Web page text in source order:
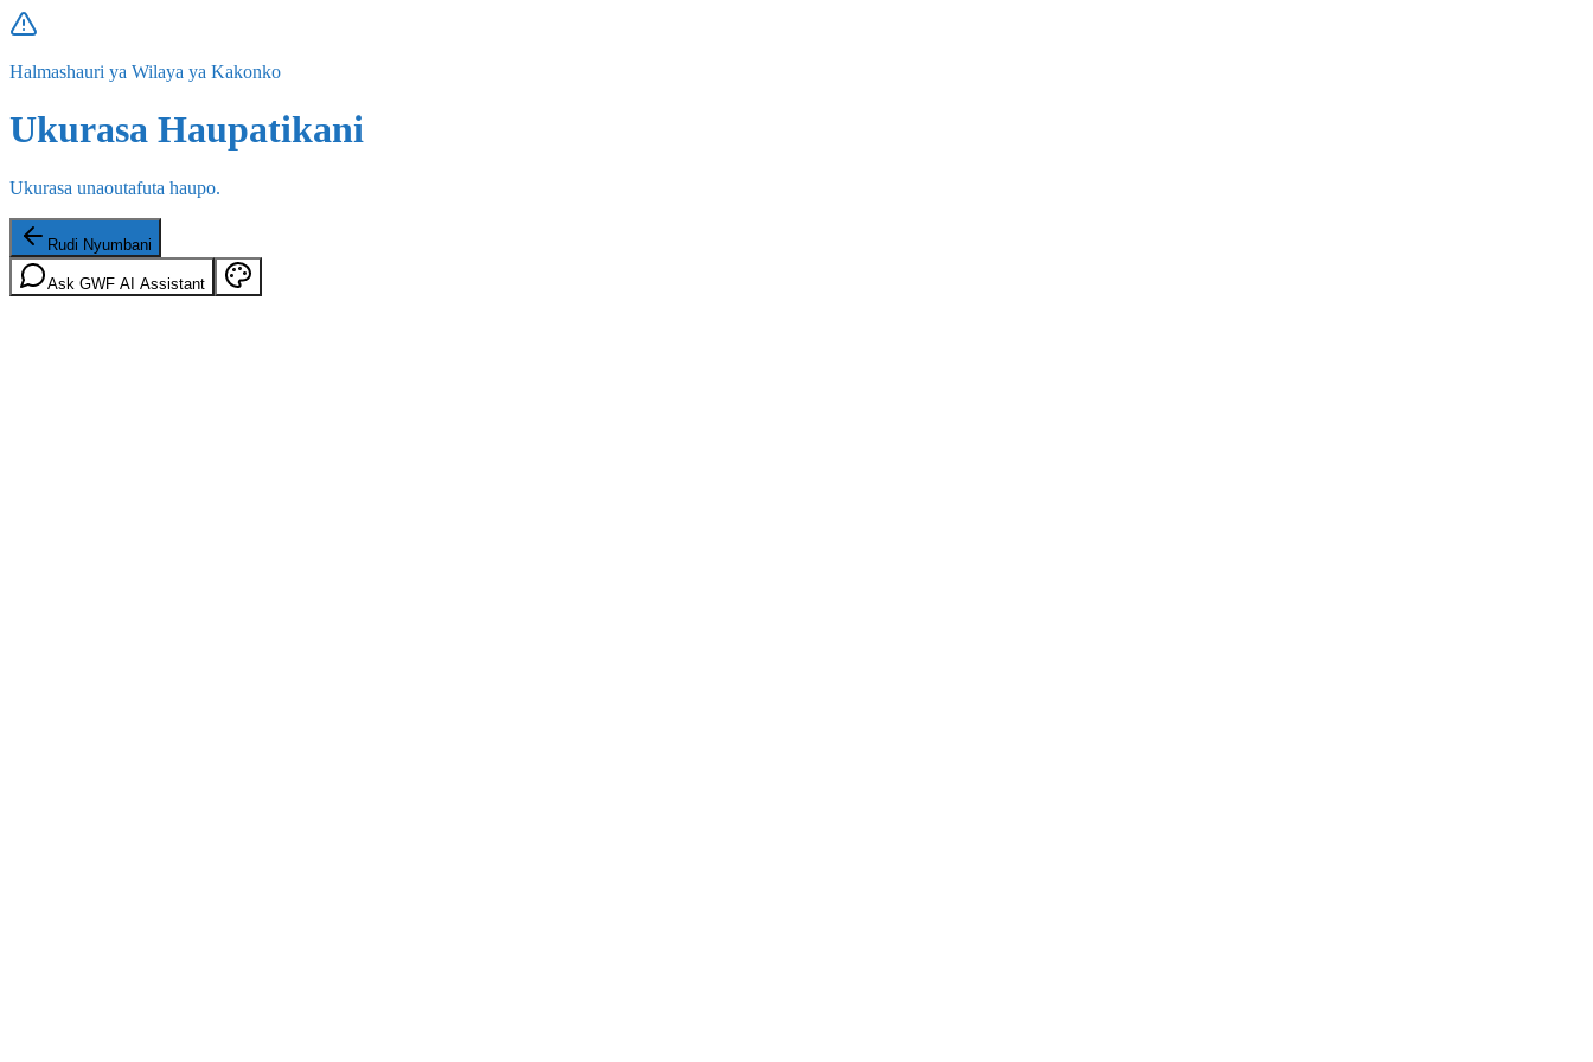
Halmashauri ya Wilaya ya Kakonko
Ukurasa Haupatikani
Ukurasa unaoutafuta haupo.
Rudi Nyumbani
Ask GWF AI Assistant